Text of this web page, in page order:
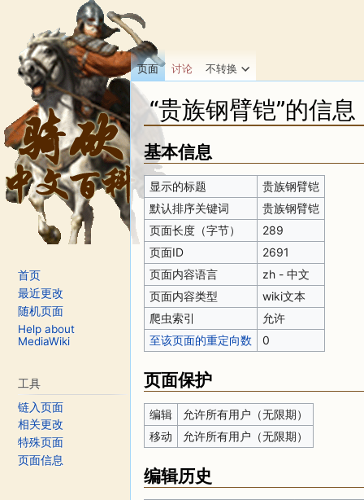
“贵族钢臂铠”的信息
跳转至：
基本信息
显示的标题
贵族钢臂铠
默认排序关键词
贵族钢臂铠
页面长度（字节）
289
页面ID
2691
页面内容语言
zh - 中文
页面内容类型
wiki文本
爬虫索引
允许
至该页面的重定向数
0
页面保护
编辑
允许所有用户（无限期）
移动
允许所有用户（无限期）
编辑历史
页面 讨论 不转换
首页
最近更改
随机页面
Help about
MediaWiki
工具
链入页面
相关更改
特殊页面
页面信息